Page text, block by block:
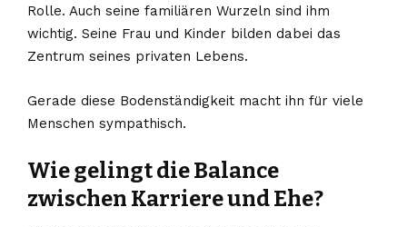
Rolle. Auch seine familiären Wurzeln sind ihm
wichtig. Seine Frau und Kinder bilden dabei das
Zentrum seines privaten Lebens.
Gerade diese Bodenständigkeit macht ihn für viele
Menschen sympathisch.
Wie gelingt die Balance
zwischen Karriere und Ehe?